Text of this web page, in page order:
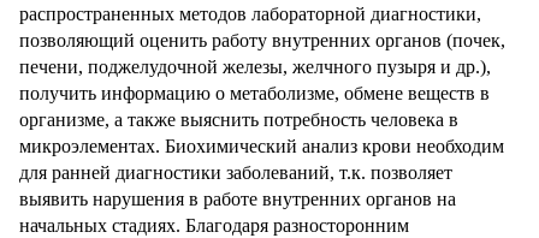
распространенных методов лабораторной диагностики,
позволяющий оценить работу внутренних органов (почек,
печени, поджелудочной железы, желчного пузыря и др.),
получить информацию о метаболизме, обмене веществ в
организме, а также выяснить потребность человека в
микроэлементах. Биохимический анализ крови необходим
для ранней диагностики заболеваний, т.к. позволяет
выявить нарушения в работе внутренних органов на
начальных стадиях. Благодаря разносторонним